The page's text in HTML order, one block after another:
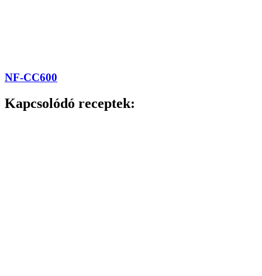
NF-CC600
Kapcsolódó receptek: